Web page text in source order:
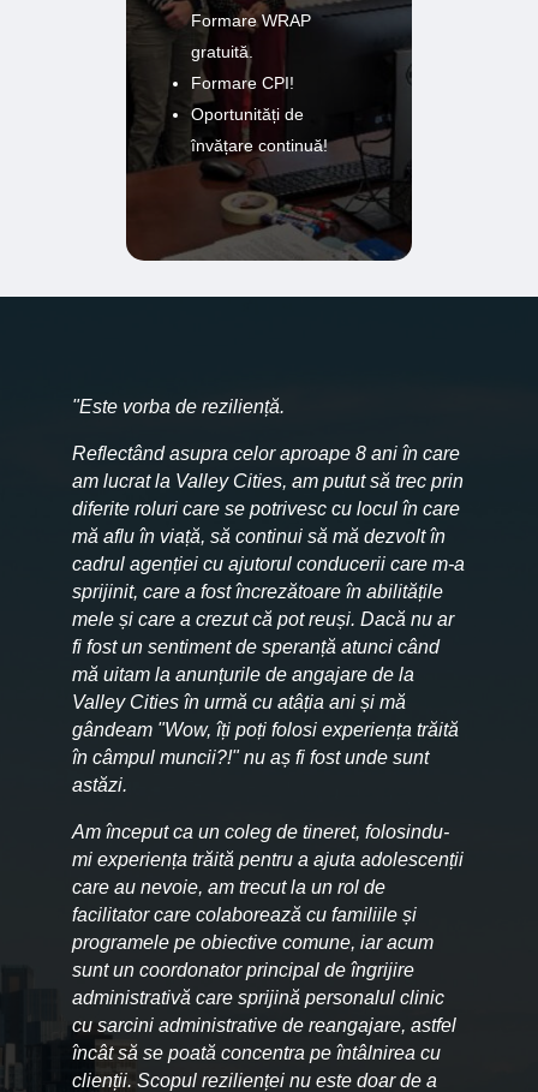
Formare WRAP
gratuită.
Formare CPI!
Oportunități de
învățare continuă!
"Este vorba de reziliență.
Reflectând asupra celor aproape 8 ani în care
am lucrat la Valley Cities, am putut să trec prin
diferite roluri care se potrivesc cu locul în care
mă aflu în viață, să continui să mă dezvolt în
cadrul agenției cu ajutorul conducerii care m-a
sprijinit, care a fost încrezătoare în abilitățile
mele și care a crezut că pot reuși. Dacă nu ar
fi fost un sentiment de speranță atunci când
mă uitam la anunțurile de angajare de la
Valley Cities în urmă cu atâția ani și mă
gândeam "Wow, îți poți folosi experiența trăită
în câmpul muncii?!" nu aș fi fost unde sunt
astăzi.
Am început ca un coleg de tineret, folosindu-
mi experiența trăită pentru a ajuta adolescenții
care au nevoie, am trecut la un rol de
facilitator care colaborează cu familiile și
programele pe obiective comune, iar acum
sunt un coordonator principal de îngrijire
administrativă care sprijină personalul clinic
cu sarcini administrative de reangajare, astfel
încât să se poată concentra pe întâlnirea cu
clienții. Scopul rezilienței nu este doar de a